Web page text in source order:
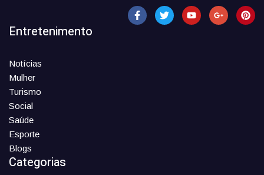
Entretenimento
Notícias
Mulher
Turismo
Social
Saúde
Esporte
Blogs
Categorias